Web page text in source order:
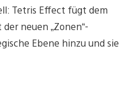
Tetris Effect fügt dem
neuen „Zonen“-
Ebene hinzu und sie